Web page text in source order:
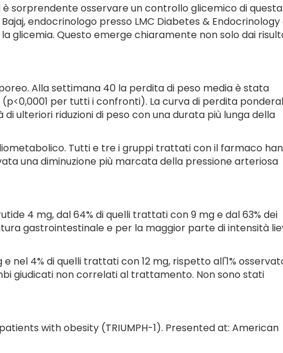
è sorprendente osservare un controllo glicemico di questa
endocrinologo presso LMC Diabetes & Endocrinology
glicemia. Questo emerge chiaramente non solo dai
Alla settimana 40 la perdita di peso media è stata
(p<0,0001 per tutti i confronti). La curva di perdita
ulteriori riduzioni di peso con una durata più lunga della
Tutti e tre i gruppi trattati con il farmaco
una diminuzione più marcata della pressione arteriosa
4 mg, dal 64% di quelli trattati con 9 mg e dal 63% dei
gastrointestinale e per la maggior parte di intensità
nel 4% di quelli trattati con 12 mg, rispetto all'1%
giudicati non correlati al trattamento. Non sono stati
with obesity (TRIUMPH-1). Presented at: American